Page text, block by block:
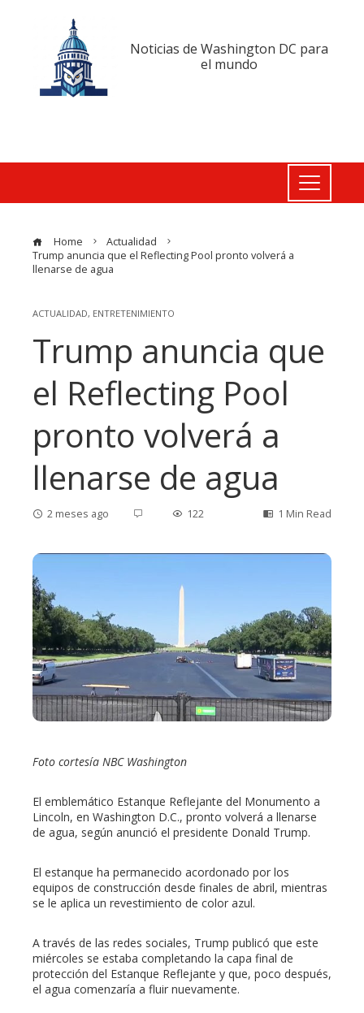
Noticias de Washington DC para
el mundo
Home
Actualidad
Trump anuncia que el Reflecting Pool pronto volverá a
llenarse de agua
ACTUALIDAD, ENTRETENIMIENTO
Trump anuncia que
el Reflecting Pool
pronto volverá a
llenarse de agua
2 meses ago 122 1 Min Read
Foto cortesía NBC Washington
El emblemático Estanque Reflejante del Monumento a
Lincoln, en Washington D.C., pronto volverá a llenarse
de agua, según anunció el presidente Donald Trump.
El estanque ha permanecido acordonado por los
equipos de construcción desde finales de abril, mientras
se le aplica un revestimiento de color azul.
A través de las redes sociales, Trump publicó que este
miércoles se estaba completando la capa final de
protección del Estanque Reflejante y que, poco después,
el agua comenzaría a fluir nuevamente.